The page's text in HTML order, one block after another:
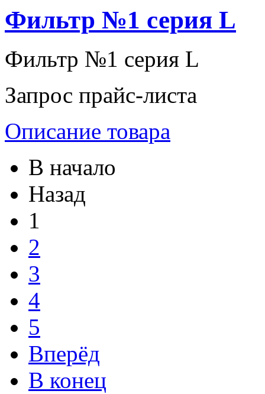
Фильтр №1 серия L
Фильтр №1 серия L
Запрос прайс-листа
Описание товара
В начало
Назад
1
2
3
4
5
Вперёд
В конец